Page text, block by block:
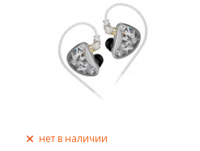
нет в наличии